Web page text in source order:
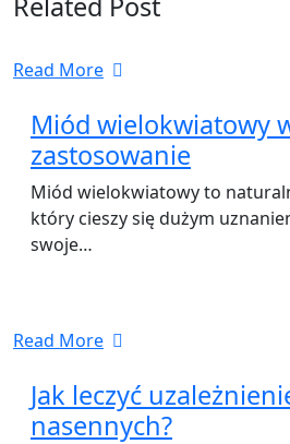
Read More
Miód wielokwiatowy
zastosowanie
Miód wielokwiatowy to
który cieszy się dużym
swoje…
Read More
Jak leczyć
nasennych?